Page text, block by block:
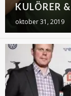
KULÖRER
oktober 31, 2019